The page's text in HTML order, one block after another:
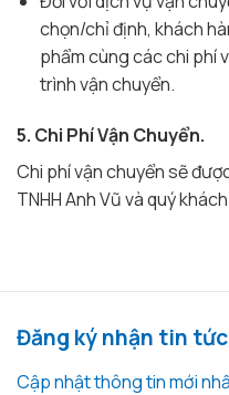
chọn/chỉ định, khách
phẩm cùng các chi phí
trình vận chuyển.
5. Chi Phí Vận Chuyển.
Chi phí vận chuyển sẽ
TNHH Anh Vũ và quý
Đăng ký nhận tin
Cập nhật thông tin mới